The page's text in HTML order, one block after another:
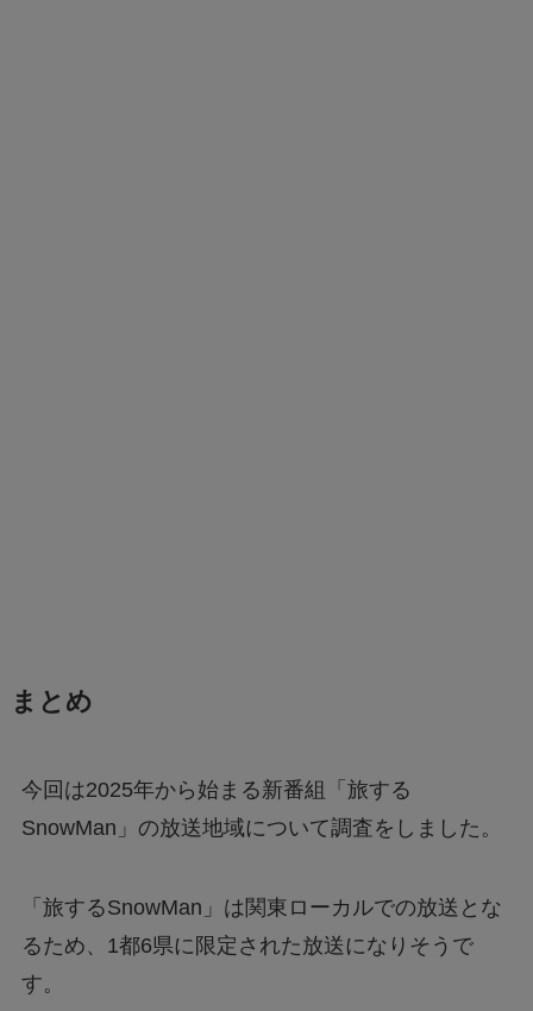
まとめ
今回は2025年から始まる新番組「旅する
SnowMan」の放送地域について調査をしました。
「旅するSnowMan」は関東ローカルでの放送とな
るため、1都6県に限定された放送になりそうで
す。